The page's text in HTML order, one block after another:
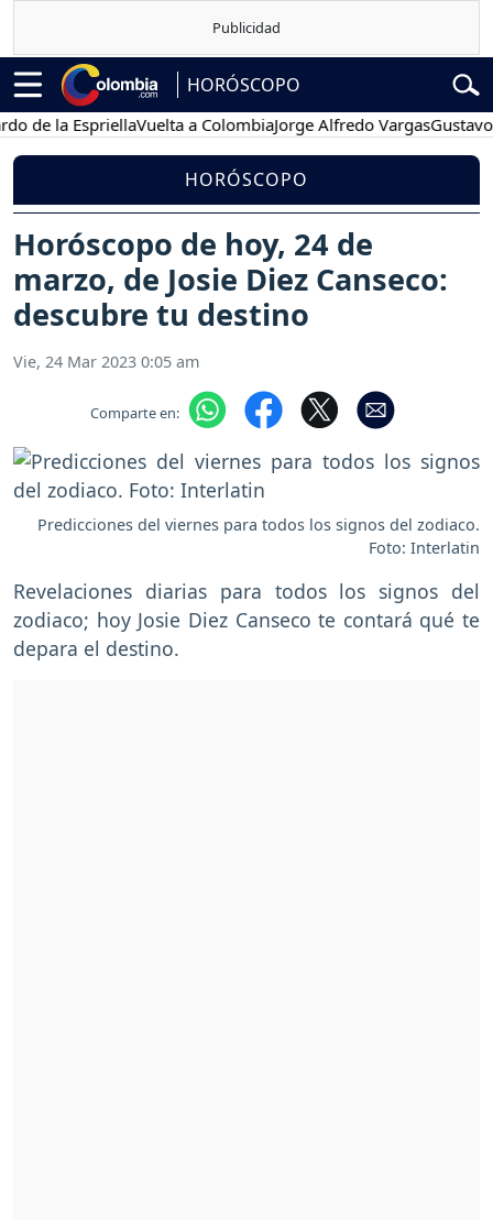
HORÓSCOPO
la EspriellaVuelta a ColombiaJorge Alfredo VargasGustavo Petro
HORÓSCOPO
Horóscopo de hoy, 24 de
marzo, de Josie Diez Canseco:
descubre tu destino
Vie, 24 Mar 2023 0:05 am
Comparte en:
Predicciones del viernes para todos los signos del zodiaco.
Foto: Interlatin
Revelaciones diarias para todos los signos del
zodiaco; hoy Josie Diez Canseco te contará qué te
depara el destino.